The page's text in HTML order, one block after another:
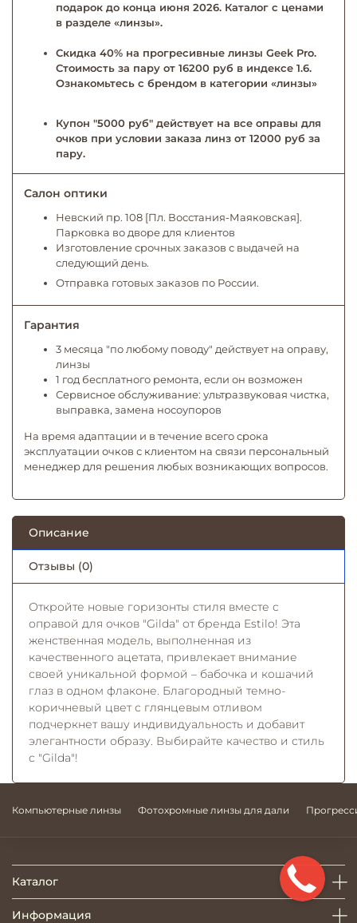
подарок до конца июня 2026. Каталог с ценами
в разделе «линзы».
Скидка 40% на прогресивные линзы Geek Pro.
Стоимость за пару от 16200 руб в индексе 1.6.
Ознакомьтесь с брендом в категории «линзы»
Купон "5000 руб" действует на все оправы для
очков при условии заказа линз от 12000 руб за
пару.
Салон оптики
Невский пр. 108 [Пл. Восстания-Маяковская].
Парковка во дворе для клиентов
Изготовление срочных заказов с выдачей на
следующий день.
Отправка готовых заказов по России.
Гарантия
3 месяца "по любому поводу" действует на оправу,
линзы
1 год бесплатного ремонта, если он возможен
Сервисное обслуживание: ультразвуковая чистка,
выправка, замена носоупоров
На время адаптации и в течение всего срока
эксплуатации очков с клиентом на связи персональный
менеджер для решения любых возникающих вопросов.
Описание
Отзывы (0)
Откройте новые горизонты стиля вместе с
оправой для очков "Gilda" от бренда Estilo! Эта
женственная модель, выполненная из
качественного ацетата, привлекает внимание
своей уникальной формой – бабочка и кошачий
глаз в одном флаконе. Благородный темно-
коричневый цвет с глянцевым отливом
подчеркнет вашу индивидуальность и добавит
элегантности образу. Выбирайте качество и стиль
с "Gilda"!
Компьютерные линзы Фотохромные линзы для дали
Каталог
Информация